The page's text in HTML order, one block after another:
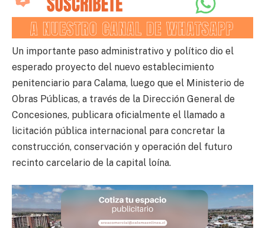
Un importante paso administrativo y político dio el
esperado proyecto del nuevo establecimiento
penitenciario para Calama, luego que el Ministerio de
Obras Públicas, a través de la Dirección General de
Concesiones, publicara oficialmente el llamado a
licitación pública internacional para concretar la
construcción, conservación y operación del futuro
recinto carcelario de la capital loína.